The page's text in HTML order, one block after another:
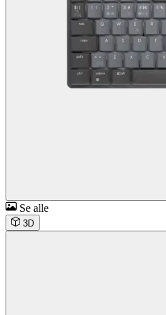
Se alle
3D